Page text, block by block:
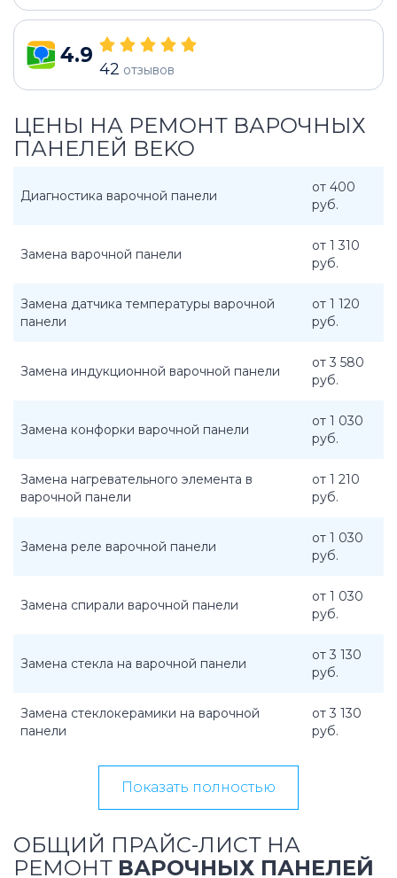
4.9
42 отзывов
ЦЕНЫ НА РЕМОНТ ВАРОЧНЫХ
ПАНЕЛЕЙ BEKO
Диагностика варочной панели
от 400
руб.
Замена варочной панели
от 1 310
руб.
Замена датчика температуры варочной
панели
от 1 120
руб.
Замена индукционной варочной панели
от 3 580
руб.
Замена конфорки варочной панели
от 1 030
руб.
Замена нагревательного элемента в
варочной панели
от 1 210
руб.
Замена реле варочной панели
от 1 030
руб.
Замена спирали варочной панели
от 1 030
руб.
Замена стекла на варочной панели
от 3 130
руб.
Замена стеклокерамики на варочной
панели
от 3 130
руб.
Показать полностью
ОБЩИЙ ПРАЙС-ЛИСТ НА
РЕМОНТ ВАРОЧНЫХ ПАНЕЛЕЙ